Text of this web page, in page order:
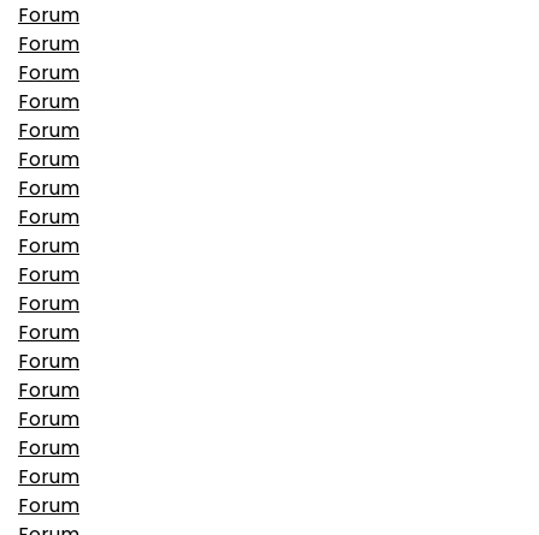
Forum
Forum
Forum
Forum
Forum
Forum
Forum
Forum
Forum
Forum
Forum
Forum
Forum
Forum
Forum
Forum
Forum
Forum